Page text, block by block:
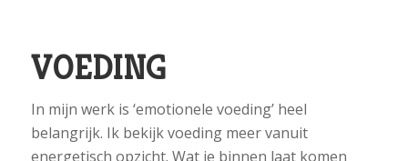
VOEDING
In mijn werk is ‘emotionele voeding’ heel
belangrijk. Ik bekijk voeding meer vanuit
energetisch opzicht. Wat je binnen laat komen